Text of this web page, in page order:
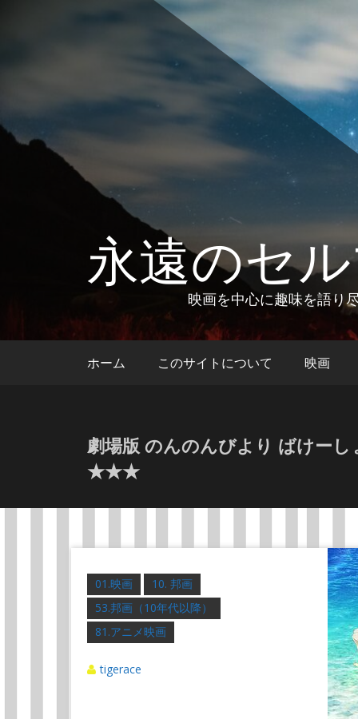
キ
永遠のセ
映画を中心に趣味を語り尽
ホーム このサイトについて 映画
劇場版 のんのんびより ばけー
★★★
01.映画
10. 邦画
53.邦画（10年代以降）
81.アニメ映画
tigerace